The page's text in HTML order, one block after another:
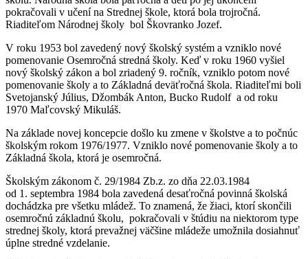
pokračovali v učení na Strednej škole, ktorá bola trojročná.
Riaditeľom Národnej školy bol Škovranko Jozef.
V roku 1953 bol zavedený nový školský systém a vzniklo nové
pomenovanie Osemročná stredná školy. Keď v roku 1960 vyšiel
nový školský zákon a bol zriadený 9. ročník, vzniklo potom nové
pomenovanie školy a to Základná deväťročná škola. Riaditeľmi boli
Svetojanský Július, Džombák Anton, Bucko Rudolf a od roku
1970 Maľcovský Mikuláš.
Na základe novej koncepcie došlo ku zmene v školstve a to počnúc
školským rokom 1976/1977. Vzniklo nové pomenovanie školy a to
Základná škola, ktorá je osemročná.
Školským zákonom č. 29/1984 Zb.z. zo dňa 22.03.1984
od 1. septembra 1984 bola zavedená desaťročná povinná školská
dochádzka pre všetku mládež. To znamená, že žiaci, ktorí skončili
osemročnú základnú školu, pokračovali v štúdiu na niektorom type
strednej školy, ktorá prevažnej väčšine mládeže umožnila dosiahnuť
úplne stredné vzdelanie.